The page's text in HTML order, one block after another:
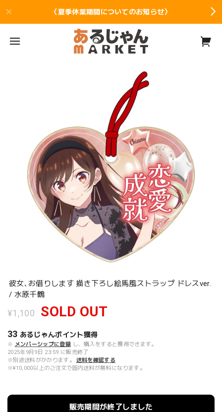
〈夏季休業期間についてのお知らせ〉
彼女､お借りします 描き下ろし絵馬風ストラップ ドレスver.
/ 水原千鶴
¥1,100 SOLD OUT
33 あるじゃんポイント獲得
※ メンバーシップに登録 し、購入をすると獲得できます。
2025年9月9日 23:59 に販売終了
※別途送料がかかります。
送料を確認する
※¥10,000以上のご注文で国内送料が無料になります。
販売期間が終了しました